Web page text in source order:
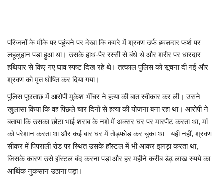
परिजनों के मौके पर पहुंचने पर देखा कि कमरे में श्रवण उर्फ हवलदार फर्श पर
लहूलुहान पड़ा हुआ था। उसके हाथ-पैर रस्सी से बंधे थे और शरीर पर धारदार
हथियार से किए गए घाव स्पष्ट दिख रहे थे। तत्काल पुलिस को सूचना दी गई और
श्रवण को मृत घोषित कर दिया गया।
पुलिस पूछताछ में आरोपी मुकेश भींचर ने हत्या की बात स्वीकार कर ली। उसने
खुलासा किया कि वह पिछले चार दिनों से हत्या की योजना बना रहा था। आरोपी ने
बताया कि उसका छोटा भाई शराब के नशे में अक्सर घर पर मारपीट करता था, मां
को परेशान करता था और कई बार घर में तोड़फोड़ कर चुका था। यही नहीं, श्रवण
सीकर में पिपराली रोड पर स्थित उसके हॉस्टल में भी आकर झगड़ा करता था,
जिसके कारण उसे हॉस्टल बंद करना पड़ा और हर महीने करीब डेढ़ लाख रुपये का
आर्थिक नुकसान उठाना पड़ा।